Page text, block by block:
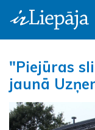
"Piejūras
jaunā